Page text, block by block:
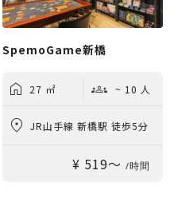
SpemoGame新橋
27 ㎡ ~ 10 人
JR山手線 新橋駅 徒歩5分
¥ 519〜 /時間